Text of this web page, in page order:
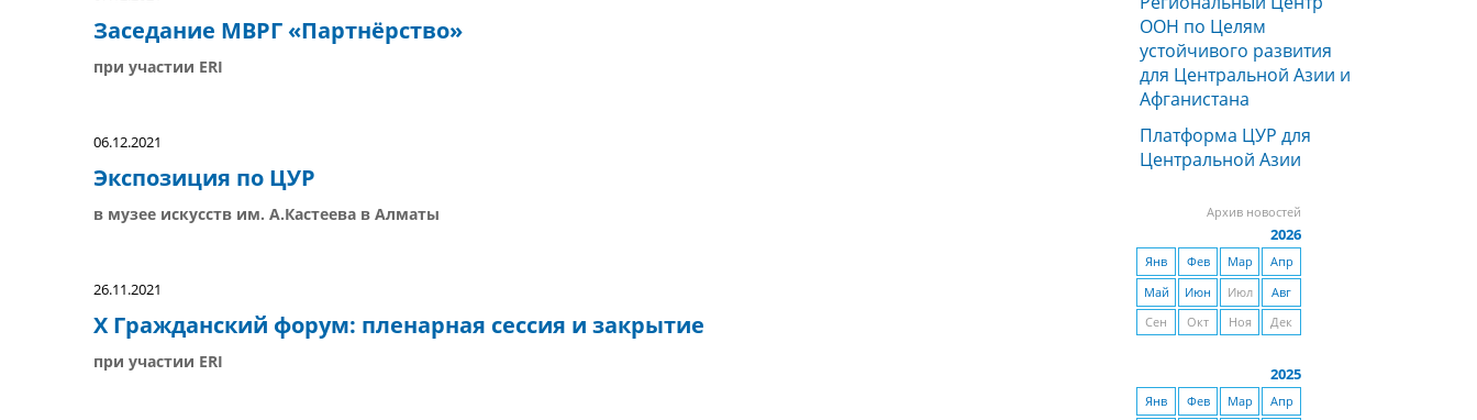
Заседание МВРГ «Партнёрство»
при участии ERI
06.12.2021
Экспозиция по ЦУР
в музее искусств им. А.Кастеева в Алматы
26.11.2021
X Гражданский форум: пленарная сессия и закрытие
при участии ERI
ООН по Целям
устойчивого развития
для Центральной Азии и
Афганистана
Платформа ЦУР для
Центральной Азии
Архив новостей
2026
Янв Фев Мар
Апр
Май
Июн Июл
Авг
Сен
Окт Ноя Дек
2025
Янв Фев Мар
Апр